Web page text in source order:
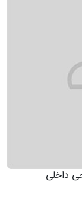
داخلی